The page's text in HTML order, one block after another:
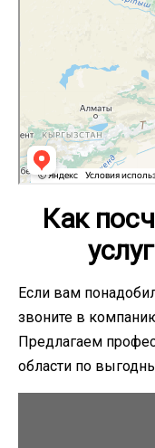
Как
Если вам
звоните в
Предлагаем
области по